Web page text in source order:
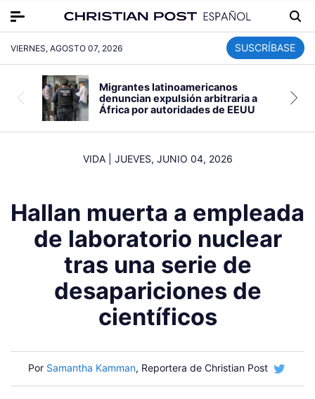
VIERNES, AGOSTO 07, 2026 SUSCRÍBASE
Migrantes latinoamericanos
denuncian expulsión arbitraria a
África por autoridades de EEUU
VIDA| JUEVES, JUNIO 04, 2026
Hallan muerta a empleada
de laboratorio nuclear
tras una serie de
desapariciones de
científicos
Por Samantha Kamman, Reportera de Christian Post